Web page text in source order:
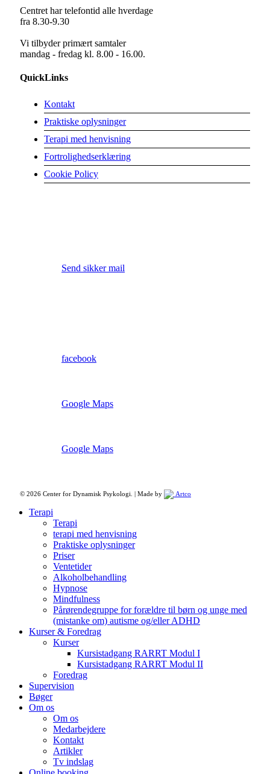
Centret har telefontid alle hverdage
fra 8.30-9.30
Vi tilbyder primært samtaler
mandag - fredag kl. 8.00 - 16.00.
QuickLinks
Kontakt
Praktiske oplysninger
Terapi med henvisning
Fortrolighedserklæring
Cookie Policy
Send sikker mail
facebook
Google Maps
Google Maps
© 2026 Center for Dynamisk Psykologi. | Made by Artco
Close
Terapi
Terapi
terapi med henvisning
Praktiske oplysninger
Priser
Ventetider
Alkoholbehandling
Hypnose
Mindfulness
Pårørendegruppe for forældre til børn og unge med
(mistanke om) autisme og/eller ADHD
Kurser & Foredrag
Kurser
Kursistadgang RARRT Modul I
Kursistadgang RARRT Modul II
Foredrag
Supervision
Bøger
Om os
Om os
Medarbejdere
Kontakt
Artikler
Tv indslag